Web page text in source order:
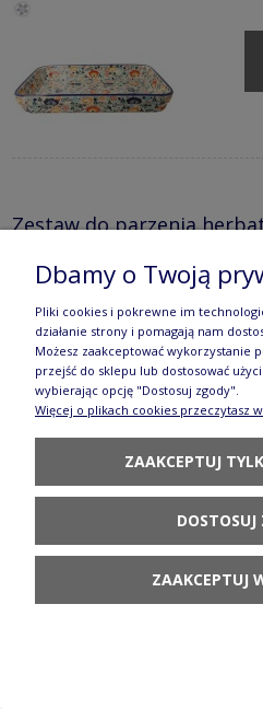
Zestaw do parzenia
filiżanka 0,33 L + spodek
w Bolesławcu
Zestaw do parzenia
filiżanka 0,33 L + spodek
Dbamy o Twoją
Pliki cookies i pokrewne im
działanie strony i pomagają nam
Możesz zaakceptować wykorzystanie
przejść do sklepu lub dostosować
wybierając opcję "Dostosuj zgody".
Więcej o plikach cookies przeczytasz
ZAAKCEPTUJ
DOSTOSUJ
ZAAKCEPTUJ